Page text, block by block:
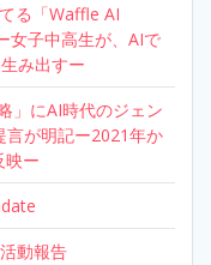
る「Waffle AI
女子中高生が、AIで
み出すー
」にAI時代のジェン
言が明記ー2021年か
映ー
動報告